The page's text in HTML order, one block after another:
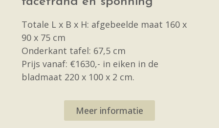
Totale L x B x H: afgebeelde maat 160 x
90 x 75 cm
Onderkant tafel: 67,5 cm
Prijs vanaf: €1630,- in eiken in de
bladmaat 220 x 100 x 2 cm.
Meer informatie